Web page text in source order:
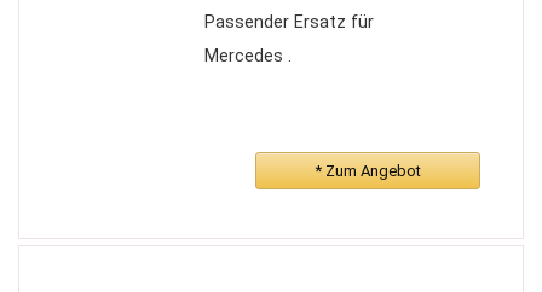
Passender Ersatz für
Mercedes .
* Zum Angebot